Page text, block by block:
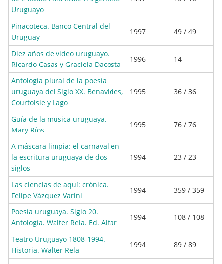
Uruguayo
Pinacoteca. Banco Central del
Uruguay
1997 49 / 49
Diez años de video uruguayo.
Ricardo Casas y Graciela Dacosta
1996 14
Antología plural de la poesía
uruguaya del Siglo XX. Benavides,
Courtoisie y Lago
1995 36 / 36
Guía de la música uruguaya.
Mary Ríos
1995 76 / 76
A máscara limpia: el carnaval en
la escritura uruguaya de dos
siglos
1994 23 / 23
Las ciencias de aquí: crónica.
Felipe Vázquez Varini
1994 359 / 359
Poesía uruguaya. Siglo 20.
Antología. Walter Rela. Ed. Alfar
1994 108 / 108
Teatro Uruguayo 1808-1994.
Historia. Walter Rela
1994 89 / 89